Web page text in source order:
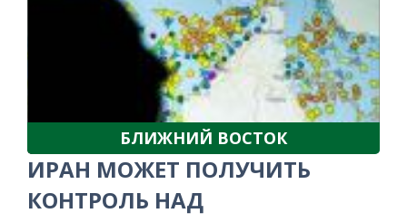
БЛИЖНИЙ ВОСТОК
ИРАН МОЖЕТ ПОЛУЧИТЬ
КОНТРОЛЬ НАД